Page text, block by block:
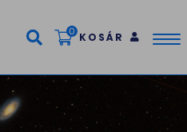
0 KOSÁR